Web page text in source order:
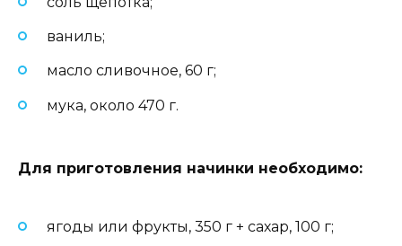
ваниль;
масло сливочное, 60 г;
мука, около 470 г.
Для приготовления начинки необходимо:
ягоды или фрукты, 350 г + сахар, 100 г;